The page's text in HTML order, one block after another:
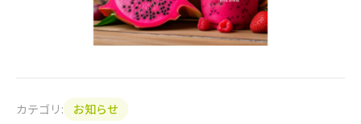
カテゴリ: お知らせ